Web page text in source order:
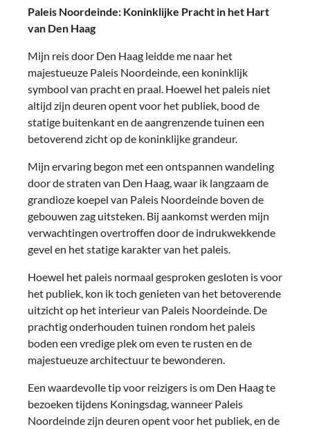
Paleis Noordeinde: Koninklijke Pracht in het Hart
van Den Haag
Mijn reis door Den Haag leidde me naar het
majestueuze Paleis Noordeinde, een koninklijk
symbool van pracht en praal. Hoewel het paleis niet
altijd zijn deuren opent voor het publiek, bood de
statige buitenkant en de aangrenzende tuinen een
betoverend zicht op de koninklijke grandeur.
Mijn ervaring begon met een ontspannen wandeling
door de straten van Den Haag, waar ik langzaam de
grandioze koepel van Paleis Noordeinde boven de
gebouwen zag uitsteken. Bij aankomst werden mijn
verwachtingen overtroffen door de indrukwekkende
gevel en het statige karakter van het paleis.
Hoewel het paleis normaal gesproken gesloten is voor
het publiek, kon ik toch genieten van het betoverende
uitzicht op het interieur van Paleis Noordeinde. De
prachtig onderhouden tuinen rondom het paleis
boden een vredige plek om even te rusten en de
majestueuze architectuur te bewonderen.
Een waardevolle tip voor reizigers is om Den Haag te
bezoeken tijdens Koningsdag, wanneer Paleis
Noordeinde zijn deuren opent voor het publiek, en de